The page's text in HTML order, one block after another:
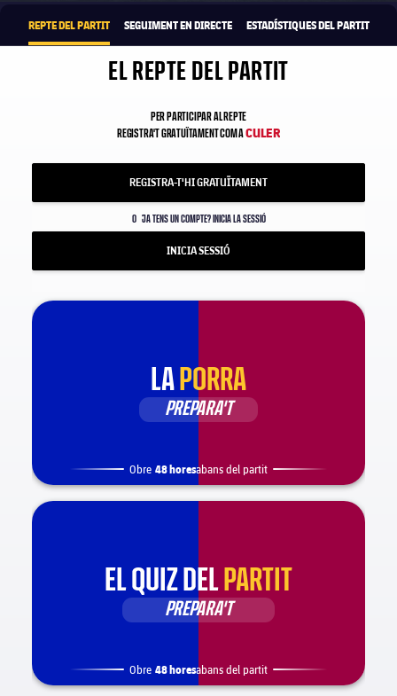
REPTE DEL PARTIT SEGUIMENT EN DIRECTE ESTADÍSTIQUES DEL PARTIT
EL REPTE DEL PARTIT
PER PARTICIPAR AL REPTE
REGISTRA'T GRATUÏTAMENT COM ACULER
REGISTRA-T'HI GRATUÏTAMENT
O JA TENS UN COMPTE? INICIA LA SESSIÓ
INICIA SESSIÓ
LA PORRA
PREPARA'T
Obre 48 horesabans del partit
EL QUIZ DEL PARTIT
PREPARA'T
Obre 48 horesabans del partit